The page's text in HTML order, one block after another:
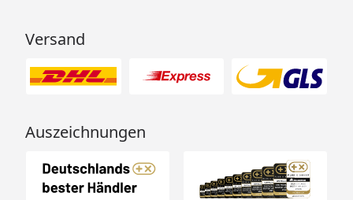
Versand
Auszeichnungen